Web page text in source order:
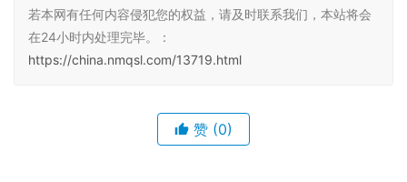
若本网有任何内容侵犯您的权益，请及时联系我们，本站将会
在24小时内处理完毕。：
https://china.nmqsl.com/13719.html
赞 (0)